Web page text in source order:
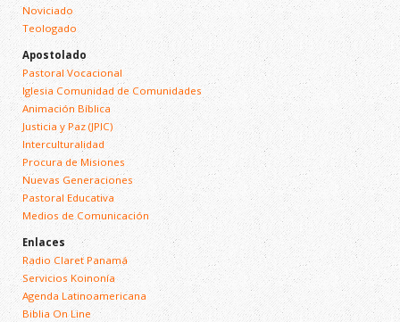
Noviciado
Teologado
Apostolado
Pastoral Vocacional
Iglesia Comunidad de Comunidades
Animación Bíblica
Justicia y Paz (JPIC)
Interculturalidad
Procura de Misiones
Nuevas Generaciones
Pastoral Educativa
Medios de Comunicación
Enlaces
Radio Claret Panamá
Servicios Koinonía
Agenda Latinoamericana
Biblia On Line